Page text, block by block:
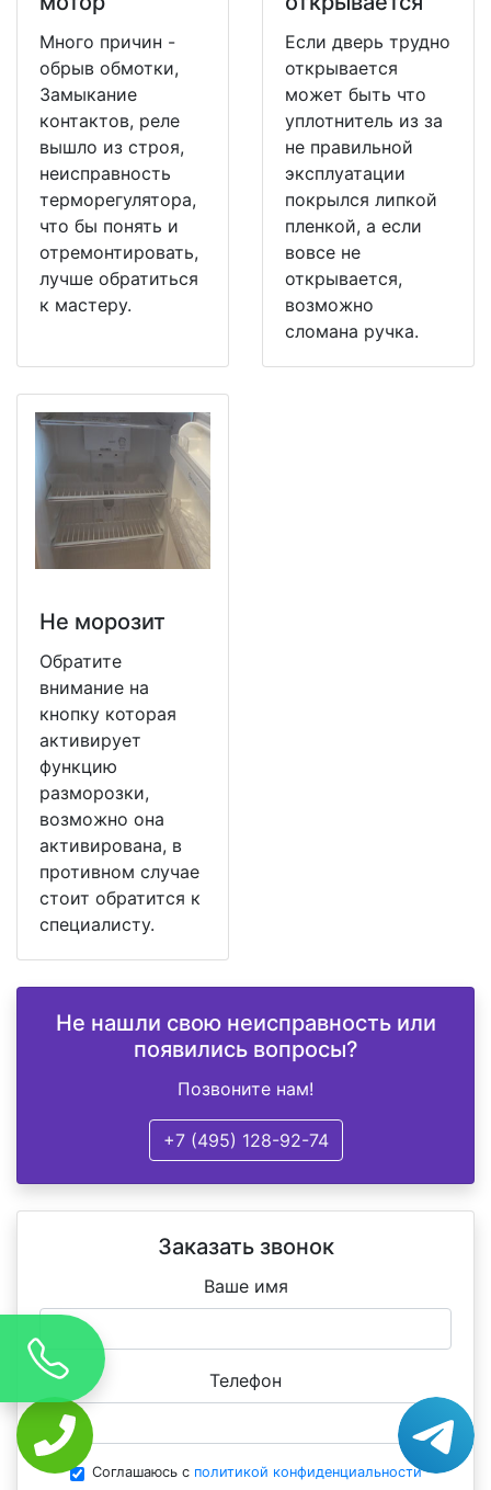
Много причин -
обрыв обмотки,
Замыкание
контактов, реле
вышло из строя,
неисправность
терморегулятора,
что бы понять и
отремонтировать,
лучше обратиться
к мастеру.
Если дверь трудно
открывается
может быть что
уплотнитель из за
не правильной
эксплуатации
покрылся липкой
пленкой, а если
вовсе не
открывается,
возможно
сломана ручка.
Не морозит
Обратите
внимание на
кнопку которая
активирует
функцию
разморозки,
возможно она
активирована, в
противном случае
стоит обратится к
специалисту.
Не нашли свою неисправность или
появились вопросы?
Позвоните нам!
+7 (495) 128-92-74
Заказать звонок
Ваше имя
Телефон
Соглашаюсь с политикой конфиденциальности